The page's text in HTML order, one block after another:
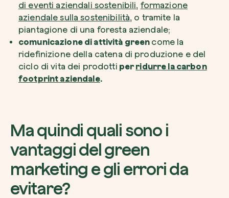
di eventi aziendali sostenibili, formazione
aziendale sulla sostenibilità, o tramite la
piantagione di una foresta aziendale;
comunicazione di attività green come la
ridefinizione della catena di produzione e del
ciclo di vita dei prodotti perridurre la carbon
footprint aziendale.
Ma quindi quali sono i
vantaggi del green
marketing e gli errori da
evitare?